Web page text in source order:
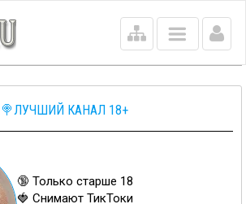
Main
menu
🍭ЛУЧШИЙ КАНАЛ 18+
🔞 Только старше 18
🍓 Снимают ТикТоки